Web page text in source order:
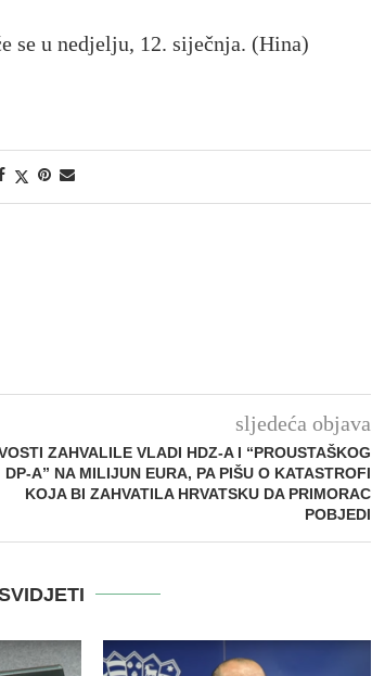
se u nedjelju, 12. siječnja. (Hina)
sljedeća objava
ZAHVALILE VLADI HDZ-A I “PROUSTAŠKOG
DP-A” NA MILIJUN EURA, PA PIŠU O KATASTROFI
KOJA BI ZAHVATILA HRVATSKU DA PRIMORAC
POBJEDI